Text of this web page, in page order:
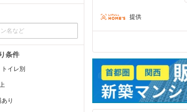
条件
イレ別
り
提供